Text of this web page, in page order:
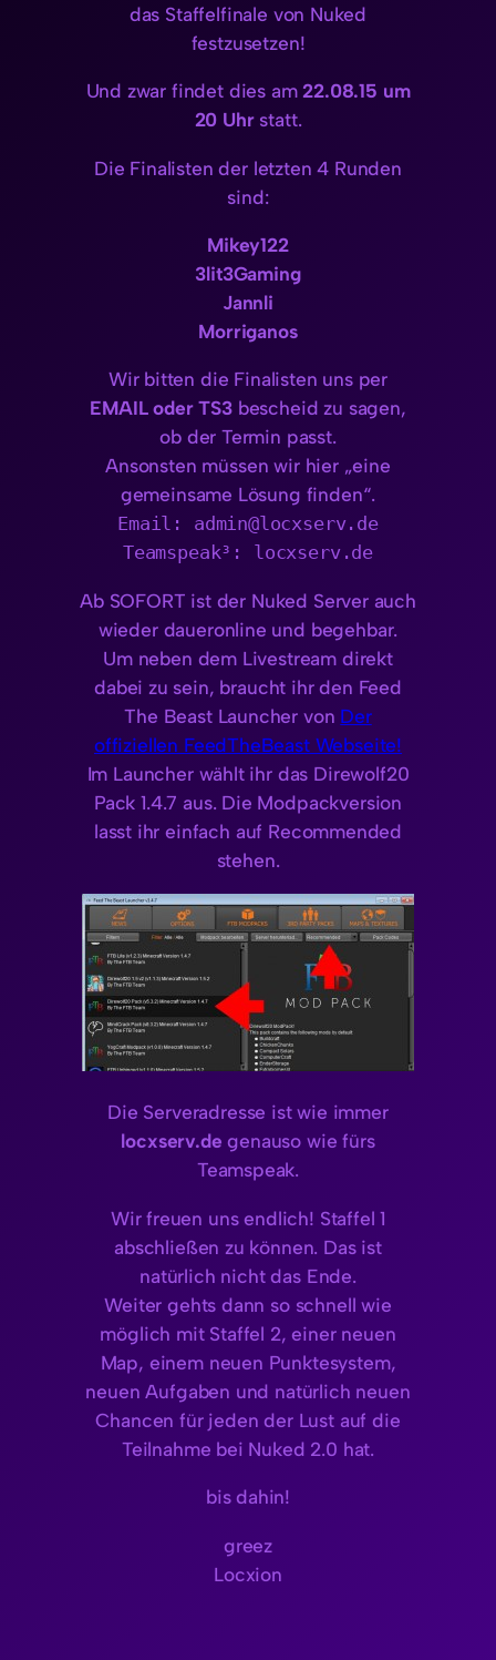
das Staffelfinale von Nuked
festzusetzen!
Und zwar findet dies am22.08.15 um
20 Uhrstatt.
Die Finalisten der letzten 4 Runden
sind:
Mikey122
3lit3Gaming
Jannli
Morriganos
Wir bitten die Finalisten uns per
EMAIL oder TS3bescheid zu sagen,
ob der Termin passt.
Ansonsten müssen wir hier „eine
gemeinsame Lösung finden“.
Email: admin@locxserv.de
Teamspeak³: locxserv.de
Ab SOFORT ist der Nuked Server auch
wieder daueronline und begehbar.
Um neben dem Livestream direkt
dabei zu sein, braucht ihr den Feed
The Beast Launcher von Der
offiziellen FeedTheBeast Webseite!
Im Launcher wählt ihr das Direwolf20
Pack 1.4.7 aus. Die Modpackversion
lasst ihr einfach auf Recommended
stehen.
Die Serveradresse ist wie immer
locxserv.de genauso wie fürs
Teamspeak.
Wir freuen uns endlich! Staffel 1
abschließen zu können. Das ist
natürlich nicht das Ende.
Weiter gehts dann so schnell wie
möglich mit Staffel 2, einer neuen
Map, einem neuen Punktesystem,
neuen Aufgaben und natürlich neuen
Chancen für jeden der Lust auf die
Teilnahme bei Nuked 2.0 hat.
bis dahin!
greez
Locxion